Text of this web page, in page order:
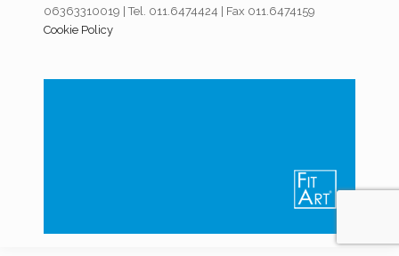
06363310019 | Tel. 011.6474424 | Fax 011.6474159
Cookie Policy